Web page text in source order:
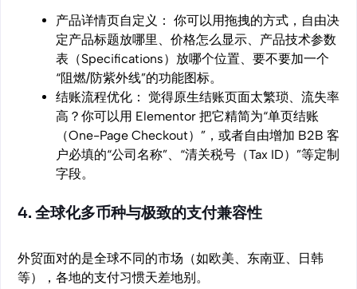
产品详情页自定义： 你可以用拖拽的方式，自由决
定产品标题放哪里、价格怎么显示、产品技术参数
表（Specifications）放哪个位置、要不要加一个
“阻燃/防紫外线”的功能图标。
结账流程优化： 觉得原生结账页面太繁琐、流失率
高？你可以用 Elementor 把它精简为“单页结账
（One-Page Checkout）”，或者自由增加 B2B 客
户必填的“公司名称”、“清关税号（Tax ID）”等定制
字段。
4. 全球化多币种与极致的支付兼容性
外贸面对的是全球不同的市场（如欧美、东南亚、日韩
等），各地的支付习惯天差地别。